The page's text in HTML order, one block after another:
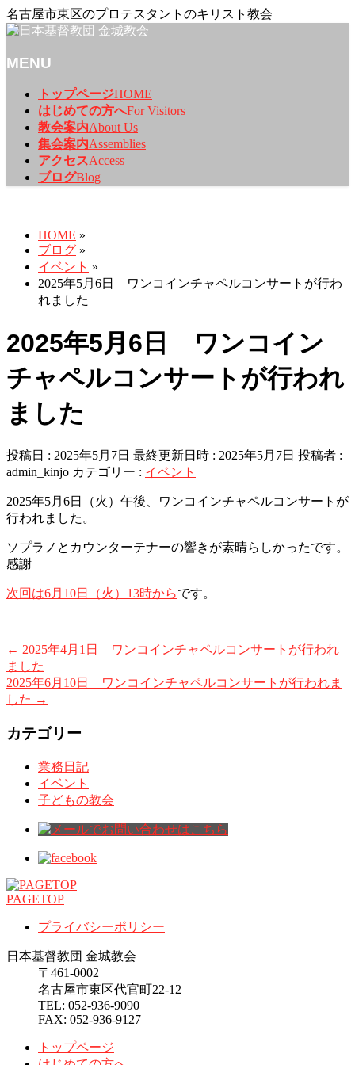
名古屋市東区のプロテスタントのキリスト教会
MENU
トップページHOME
はじめての方へFor Visitors
教会案内About Us
集会案内Assemblies
アクセスAccess
ブログBlog
HOME »
ブログ »
イベント »
2025年5月6日 ワンコインチャペルコンサートが行わ
れました
2025年5月6日 ワンコイン
チャペルコンサートが行われ
ました
投稿日 : 2025年5月7日 最終更新日時 : 2025年5月7日 投稿者 :
admin_kinjo カテゴリー : イベント
2025年5月6日（火）午後、ワンコインチャペルコンサートが
行われました。
ソプラノとカウンターテナーの響きが素晴らしかったです。
感謝
次回は6月10日（火）13時からです。
← 2025年4月1日 ワンコインチャペルコンサートが行われ
ました
2025年6月10日 ワンコインチャペルコンサートが行われま
した →
カテゴリー
業務日記
イベント
子どもの教会
PAGETOP
プライバシーポリシー
日本基督教団 金城教会
〒461-0002
名古屋市東区代官町22-12
TEL: 052-936-9090
FAX: 052-936-9127
トップページ